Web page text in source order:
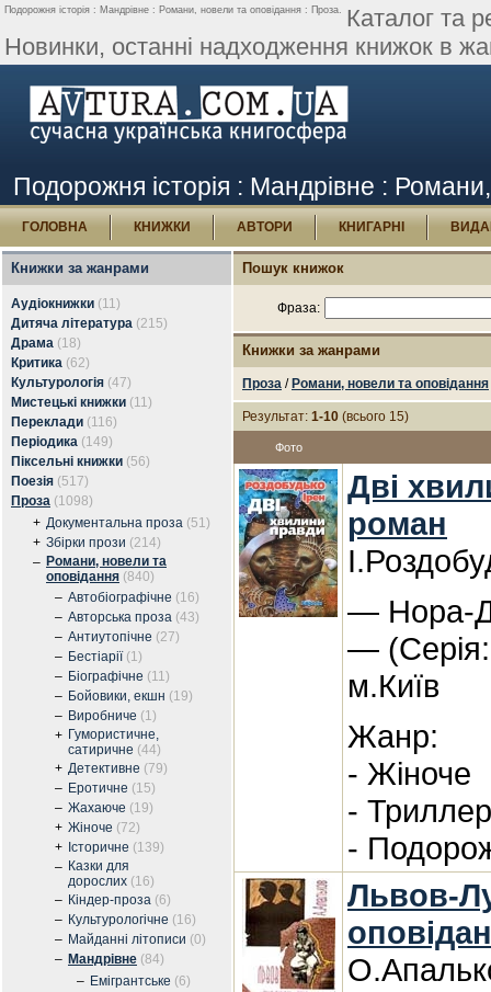
Подорожня історія : Мандрівне : Романи, новели та оповідання : Проза. Каталог та
Новинки, останні надходження книжок в
Подорожня історія : Мандрівне :
ГОЛОВНА КНИЖКИ АВТОРИ КНИГАРНІ
Книжки за жанрами
Аудіокнижки (11)
Дитяча література (215)
Драма (18)
Критика (62)
Культурологія (47)
Мистецькі книжки (11)
Переклади (116)
Періодика (149)
Піксельні книжки (56)
Поезія (517)
Проза (1098)
+ Документальна проза (51)
+ Збірки прози (214)
– Романи, новели та
оповідання (840)
– Автобіографічне (16)
– Авторська проза (43)
– Антиутопічне (27)
– Бестіарії (1)
– Біографічне (11)
– Бойовики, екшн (19)
– Виробниче (1)
+ Гумористичне,
сатиричне (44)
+ Детективне (79)
– Еротичне (15)
– Жахаюче (19)
+ Жіноче (72)
+ Історичне (139)
– Казки для
дорослих (16)
– Кіндер-проза (6)
– Культурологічне (16)
– Майданні літописи (0)
– Мандрівне (84)
– Емігрантське (6)
Пошук книжок
Фраза:
Книжки за жанрами
Проза / Романи, новели та оповідання
Результат: 1-10 (всього 15)
Фото
Дві
роман
— Нора-
—
м.Київ
Жанр:
- Жіноче
- Триллер
-
Львов-